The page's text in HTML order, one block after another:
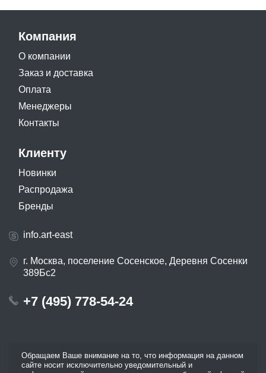
Компания
О компании
Заказ и доставка
Оплата
Менеджеры
Контакты
Клиенту
Новинки
Распродажа
Бренды
info.art-east
г. Москва, поселение Сосенское, Деревня Сосенки
389Бс2
+7 (495) 778-54-24
Обращаем Ваше внимание на то, что информация на данном
сайте носит исключительно уведомительный и